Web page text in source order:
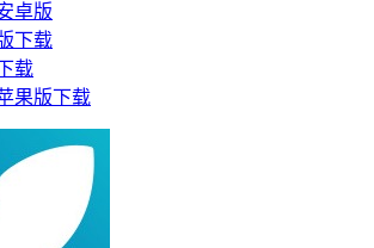
卓版
下载
载
果版下载